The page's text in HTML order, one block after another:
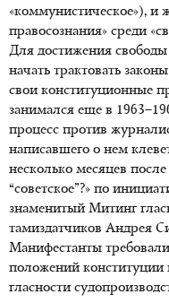
«коммунистическое»), и
правосознания» среди
Для достижения
начать трактовать
свои конституционные
занимался еще в
процесс против
написавшего о нем
несколько месяцев
“советское”?» по
знаменитый Митинг
тамиздатчиков Андрея
Манифестанты
положений
гласности